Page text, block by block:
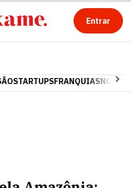
Entrar
STARTUPSFRANQUIAS